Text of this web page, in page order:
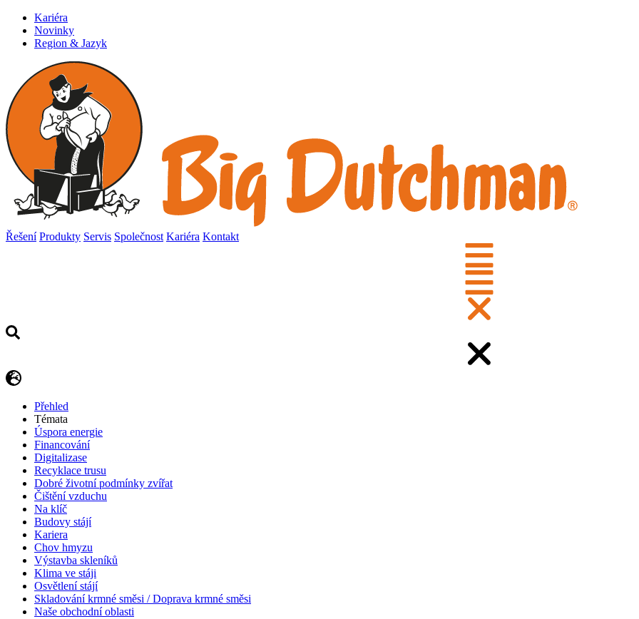
Kariéra
Novinky
Region & Jazyk
Řešení Produkty Servis Společnost Kariéra Kontakt
Přehled
Témata
Úspora energie
Financování
Digitalizase
Recyklace trusu
Dobré životní podmínky zvířat
Čištění vzduchu
Na klíč
Budovy stájí
Kariera
Chov hmyzu
Výstavba skleníků
Klima ve stáji
Osvětlení stájí
Skladování krmné směsi / Doprava krmné směsi
Naše obchodní oblasti